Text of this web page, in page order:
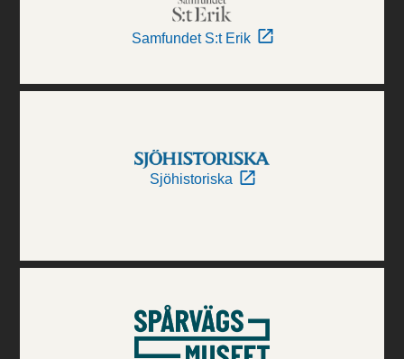
Samfundet S:t Erik
Sjöhistoriska